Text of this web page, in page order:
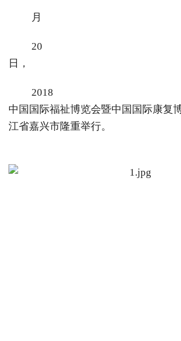
月
20
日，
2018
中国国际福祉博览会暨中国国际康复
江省嘉兴市隆重举行。